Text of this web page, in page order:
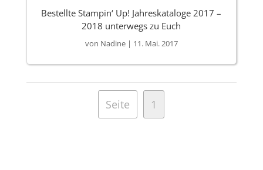
Bestellte Stampin‘ Up! Jahreskataloge 2017 –
2018 unterwegs zu Euch
von Nadine| 11. Mai. 2017
Seite 1